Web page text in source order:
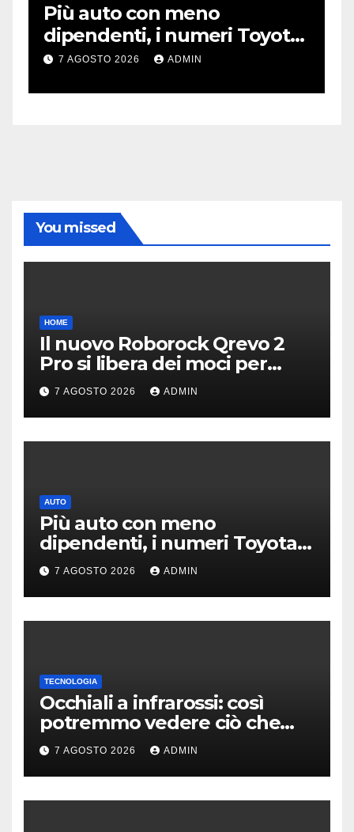
Più auto con meno
dipendenti, i numeri Toyota
che “scuotono” Volkswagen
7 AGOSTO 2026 ADMIN
You missed
HOME
Il nuovo Roborock Qrevo 2
Pro si libera dei moci per
pulire i tappeti | PREZZO
7 AGOSTO 2026 ADMIN
AUTO
Più auto con meno
dipendenti, i numeri Toyota
che “scuotono” Volkswagen
7 AGOSTO 2026 ADMIN
TECNOLOGIA
Occhiali a infrarossi: così
potremmo vedere ciò che
oggi è invisibile
7 AGOSTO 2026 ADMIN